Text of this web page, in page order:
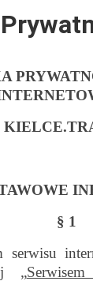
§ 1
serwisu
„